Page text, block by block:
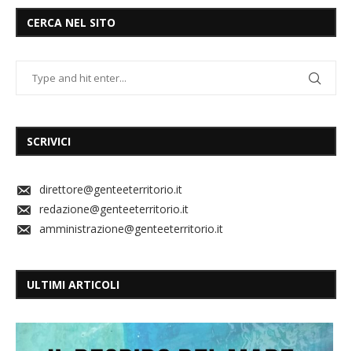
CERCA NEL SITO
SCRIVICI
direttore@genteeterritorio.it
redazione@genteeterritorio.it
amministrazione@genteeterritorio.it
ULTIMI ARTICOLI